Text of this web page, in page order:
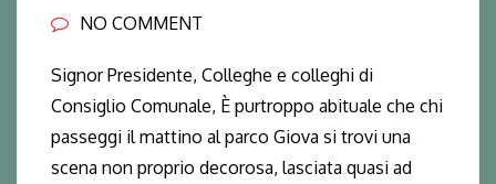
NO COMMENT
Signor Presidente, Colleghe e colleghi di
Consiglio Comunale, È purtroppo abituale che chi
passeggi il mattino al parco Giova si trovi una
scena non proprio decorosa, lasciata quasi ad